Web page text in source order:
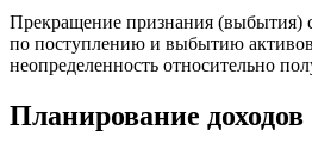
Прекращение признания (выбытия)
по поступлению и выбытию активов
неопределенность относительно
Планирование доходов